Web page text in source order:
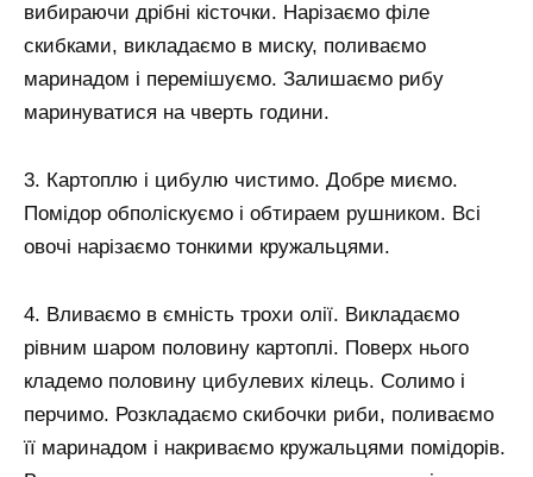
вибираючи дрібні кісточки. Нарізаємо філе
скибками, викладаємо в миску, поливаємо
маринадом і перемішуємо. Залишаємо рибу
маринуватися на чверть години.
3. Картоплю і цибулю чистимо. Добре миємо.
Помідор обполіскуємо і обтираем рушником. Всі
овочі нарізаємо тонкими кружальцями.
4. Вливаємо в ємність трохи олії. Викладаємо
рівним шаром половину картоплі. Поверх нього
кладемо половину цибулевих кілець. Солимо і
перчимо. Розкладаємо скибочки риби, поливаємо
її маринадом і накриваємо кружальцями помідорів.